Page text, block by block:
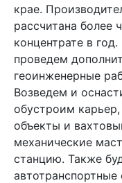
крае.
рассчитана более
концентрате в
проведем
геоинженерные
Возведем и
обустроим
объекты и
механические
станцию. Также